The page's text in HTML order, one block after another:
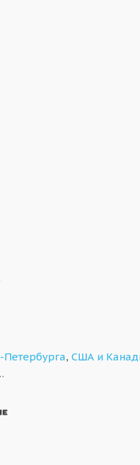
Петербурга, США и